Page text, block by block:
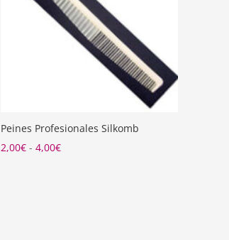
Peines Profesionales Silkomb
2,00€ - 4,00€Rango